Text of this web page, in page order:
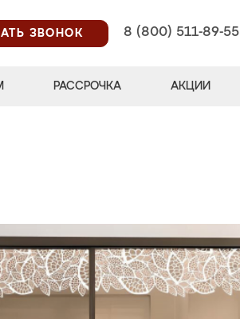
ЗВОНОК
8 (800) 511-89-55
РАССРОЧКА АКЦИИ